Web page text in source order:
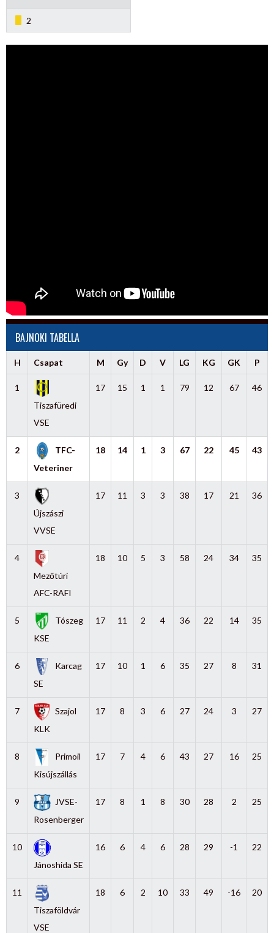
2
BAJNOKI TABELLA
H Csapat M Gy D V LG KG GK P
1
Tiszafüredi
VSE
17 15 1 1 79 12 67 46
2
TFC-
Veteriner
18 14 1 3 67 22 45 43
3
Újszászi
VVSE
17 11 3 3 38 17 21 36
4
Mezőtúri
AFC-RAFI
18 10 5 3 58 24 34 35
5
Tószeg
KSE
17 11 2 4 36 22 14 35
6
Karcag
SE
17 10 1 6 35 27 8 31
7
Szajol
KLK
17 8 3 6 27 24 3 27
8
Primoil
Kisújszállás
17 7 4 6 43 27 16 25
9
JVSE-
Rosenberger
17 8 1 8 30 28 2 25
10
Jánoshida SE
16 6 4 6 28 29 -1 22
11
Tiszaföldvár
VSE
18 6 2 10 33 49 -16 20